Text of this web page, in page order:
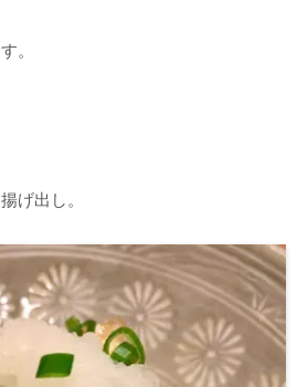
。
げ出し。